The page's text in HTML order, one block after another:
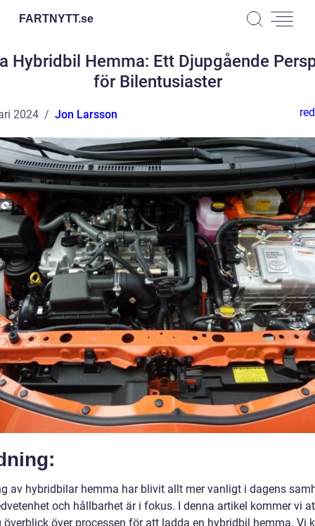
FARTNYTT.se
Hybridbil Hemma: Ett Djupgående
för Bilentusiaster
2024 Jon Larsson
av hybridbilar hemma har blivit allt mer vanligt i dagens
och hållbarhet är i fokus. I denna artikel kommer vi
överblick över processen för att ladda en hybridbil hemma. Vi